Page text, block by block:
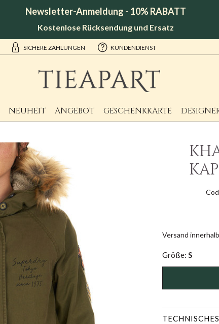
Newsletter-Anmeldung - 10% RABATT
Kostenlose Rücksendung und Ersatz
SICHERE ZAHLUNGEN KUNDENDIENST
NEUHEIT ANGEBOT GESCHENKKARTE
Versand
Größe: S